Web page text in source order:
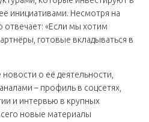
инициативами. Несмотря на
отвечает: «Если мы хотим
готовые вкладываться в
о её деятельности,
– профиль в соцсетях,
и интервью в крупных
новые материалы